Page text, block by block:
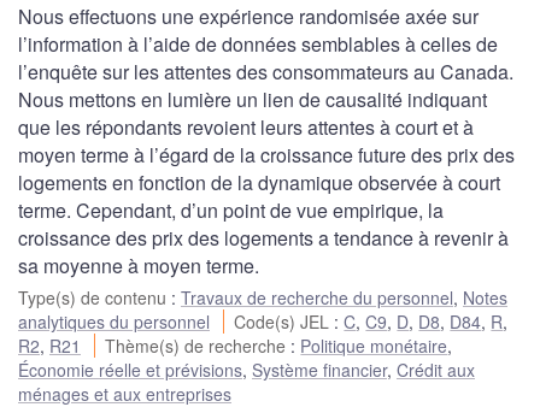
Nous effectuons une expérience randomisée axée sur
l’information à l’aide de données semblables à celles de
l’enquête sur les attentes des consommateurs au Canada.
Nous mettons en lumière un lien de causalité indiquant
que les répondants revoient leurs attentes à court et à
moyen terme à l’égard de la croissance future des prix des
logements en fonction de la dynamique observée à court
terme. Cependant, d’un point de vue empirique, la
croissance des prix des logements a tendance à revenir à
sa moyenne à moyen terme.
Type(s) de contenu : Travaux de recherche du personnel, Notes
analytiques du personnel
Code(s) JEL :C,C9, D, D8, D84, R,
R2, R21 Thème(s) de recherche : Politique monétaire,
Économie réelle et prévisions, Système financier, Crédit aux
ménages et aux entreprises